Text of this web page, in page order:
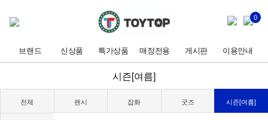
0
브랜드 신상품 특가상품 매장전용 게시판 이용안내
시즌[여름]
전체 팬시 잡화 굿즈 시즌[여름]